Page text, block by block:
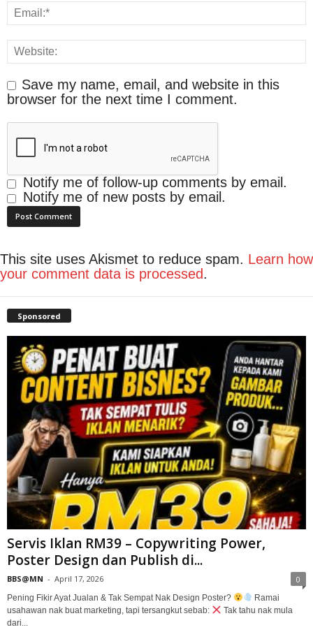
Save my name, email, and website in this
browser for the next time I comment.
Notify me of follow-up comments by email.
Notify me of new posts by email.
This site uses Akismet to reduce spam. Learn how
your comment data is processed.
Sponsored
Servis Iklan RM39 – Copywriting Power,
Poster Design dan Publish di...
BBS@MN - April 17, 2026 0
Pening Fikir Ayat Jualan & Tak Sempat Nak Design Poster?
Ramai
usahawan nak buat marketing, tapi tersangkut sebab:
Tak tahu nak mula
dari...